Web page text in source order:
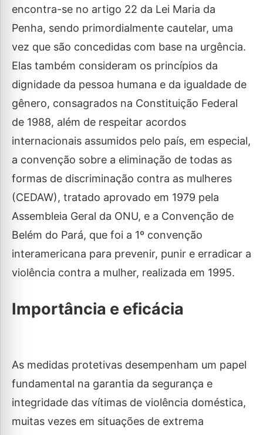
encontra-se no artigo 22 da Lei Maria da
Penha, sendo primordialmente cautelar, uma
vez que são concedidas com base na urgência.
Elas também consideram os princípios da
dignidade da pessoa humana e da igualdade de
gênero, consagrados na Constituição Federal
de 1988, além de respeitar acordos
internacionais assumidos pelo país, em especial,
a convenção sobre a eliminação de todas as
formas de discriminação contra as mulheres
(CEDAW), tratado aprovado em 1979 pela
Assembleia Geral da ONU, e a Convenção de
Belém do Pará, que foi a 1º convenção
interamericana para prevenir, punir e erradicar a
violência contra a mulher, realizada em 1995.
Importância e eficácia
As medidas protetivas desempenham um papel
fundamental na garantia da segurança e
integridade das vítimas de violência doméstica,
muitas vezes em situações de extrema